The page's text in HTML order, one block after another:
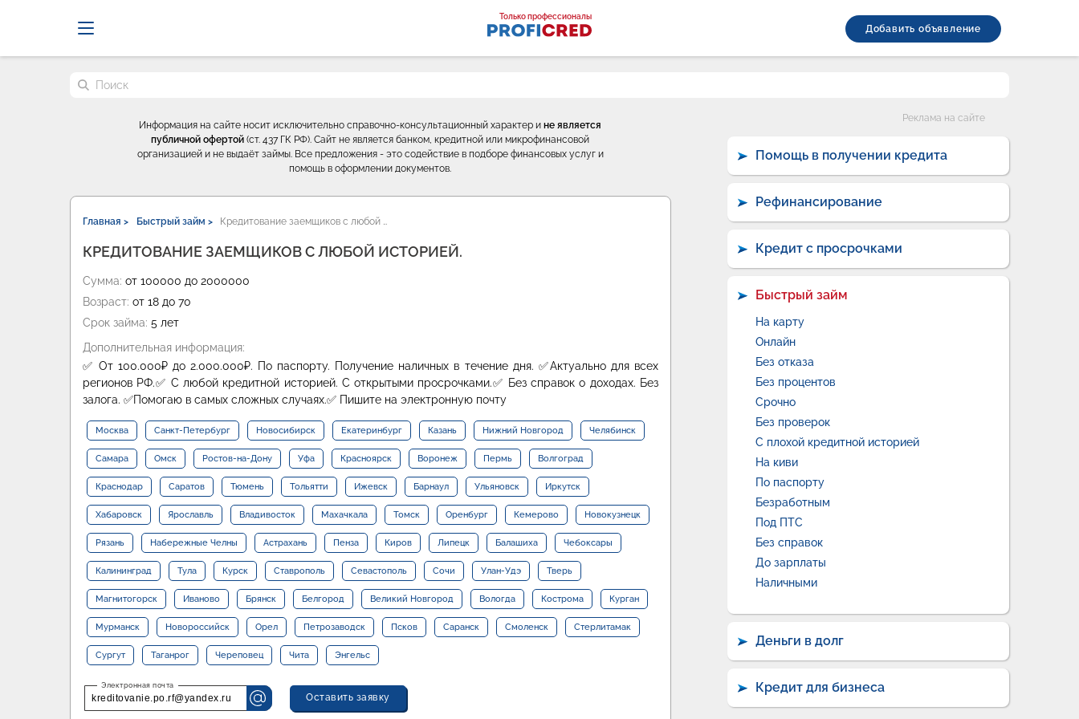
Только профессионалы
Добавить объявление
Поиск по сайту
Информация на сайте носит исключительно справочно-консультационный характер ине является
публичной офертой (ст. 437 ГК РФ). Сайт не является банком, кредитной или микрофинансовой
организацией и не выдаёт займы. Все предложения - это содействие в подборе финансовых услуг и
помощь в оформлении документов.
Главная > Быстрый займ > Кредитование заемщиков с любой …
КРЕДИТОВАНИЕ ЗАЕМЩИКОВ С ЛЮБОЙ ИСТОРИЕЙ.
Сумма: от 100000 до 2000000
Возраст: от 18 до 70
Срок займа: 5 лет
Дополнительная информация:
✅ От 100.000₽ до 2.000.000₽. По паспорту. Получение наличных в течение дня. ✅Актуально для всех
регионов РФ.✅ С любой кредитной историей. С открытыми просрочками.✅ Без справок о доходах. Без
залога. ✅Помогаю в самых сложных случаях.✅ Пишите на электронную почту
Москва Санкт-Петербург Новосибирск Екатеринбург Казань Нижний Новгород Челябинск
Самара Омск Ростов-на-Дону Уфа Красноярск Воронеж Пермь Волгоград
Краснодар Саратов Тюмень Тольятти Ижевск Барнаул Ульяновск Иркутск
Хабаровск Ярославль Владивосток Махачкала Томск Оренбург Кемерово Новокузнецк
Рязань Набережные Челны Астрахань Пенза Киров Липецк Балашиха Чебоксары
Калининград Тула Курск Ставрополь Севастополь Сочи Улан-Удэ Тверь
Магнитогорск Иваново Брянск Белгород Великий Новгород Вологда Кострома Курган
Мурманск Новороссийск Орел Петрозаводск Псков Саранск Смоленск Стерлитамак
Сургут Таганрог Череповец Чита Энгельс
kreditovanie.po.rf@yandex.ru Оставить заявку
Реклама на сайте
Помощь в получении кредита
Рефинансирование
Кредит с просрочками
Быстрый займ
На карту
Онлайн
Без отказа
Без процентов
Срочно
Без проверок
С плохой кредитной историей
На киви
По паспорту
Безработным
Под ПТС
Без справок
До зарплаты
Наличными
Деньги в долг
Кредит для бизнеса